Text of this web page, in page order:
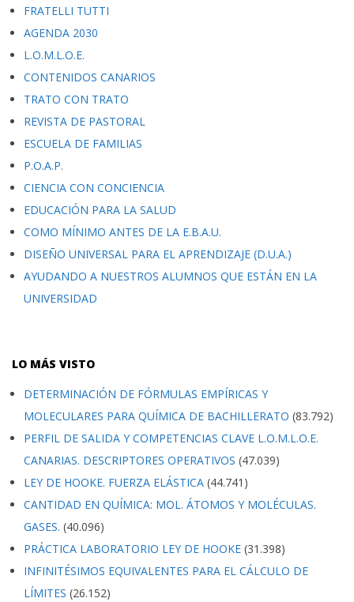
FRATELLI TUTTI
AGENDA 2030
L.O.M.L.O.E.
CONTENIDOS CANARIOS
TRATO CON TRATO
REVISTA DE PASTORAL
ESCUELA DE FAMILIAS
P.O.A.P.
CIENCIA CON CONCIENCIA
EDUCACIÓN PARA LA SALUD
COMO MÍNIMO ANTES DE LA E.B.A.U.
DISEÑO UNIVERSAL PARA EL APRENDIZAJE (D.U.A.)
AYUDANDO A NUESTROS ALUMNOS QUE ESTÁN EN LA
UNIVERSIDAD
LO MÁS VISTO
DETERMINACIÓN DE FÓRMULAS EMPÍRICAS Y
MOLECULARES PARA QUÍMICA DE BACHILLERATO (83.792)
PERFIL DE SALIDA Y COMPETENCIAS CLAVE L.O.M.L.O.E.
CANARIAS. DESCRIPTORES OPERATIVOS (47.039)
LEY DE HOOKE. FUERZA ELÁSTICA (44.741)
CANTIDAD EN QUÍMICA: MOL. ÁTOMOS Y MOLÉCULAS.
GASES. (40.096)
PRÁCTICA LABORATORIO LEY DE HOOKE (31.398)
INFINITÉSIMOS EQUIVALENTES PARA EL CÁLCULO DE
LÍMITES (26.152)